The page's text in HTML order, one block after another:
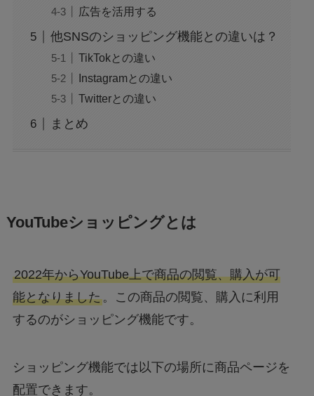
広告を活用する
他SNSのショッピング機能との違いは？
TikTokとの違い
Instagramとの違い
Twitterとの違い
まとめ
YouTubeショッピングとは
2022年からYouTube上で商品の閲覧、購入が可
能となりました。この商品の閲覧、購入に利用
するのがショッピング機能です。
ショッピング機能では以下の場所に商品ページを
配置できます。